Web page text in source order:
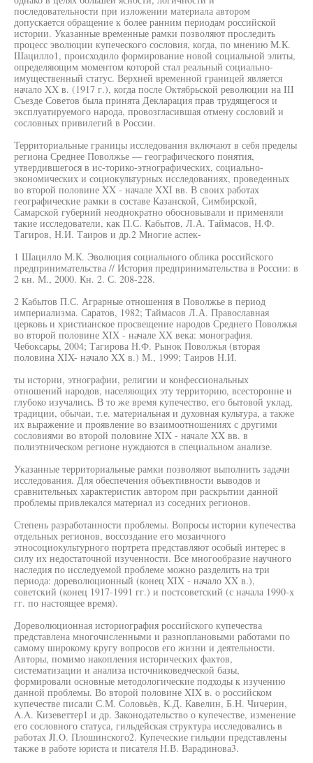
последовательности при изложении материала автором
допускается обращение к более ранним периодам российской
истории. Указанные временные рамки позволяют проследить
процесс эволюции купеческого сословия, когда, по мнению М.К.
Шацилло1, происходило формирование новой социальной элиты,
определяющим моментом которой стал реальный социально-
имущественный статус. Верхней временной границей является
начало XX в. (1917 г.), когда после Октябрьской революции на III
Съезде Советов была принята Декларация прав трудящегося и
эксплуатируемого народа, провозгласившая отмену сословий и
сословных привилегий в России.
Территориальные границы исследования включают в себя пределы
региона Среднее Поволжье — географического понятия,
утвердившегося в ис-торико-этнографических, социально-
экономических и социокультурных исследованиях, проведенных
во второй половине XX - начале XXI вв. В своих работах
географические рамки в составе Казанской, Симбирской,
Самарской губерний неоднократно обосновывали и применяли
такие исследователи, как П.С. Кабытов, Л.А. Таймасов, Н.Ф.
Тагиров, Н.И. Таиров и др.2 Многие аспек-
1 Шацилло М.К. Эволюция социального облика российского
предпринимательства // История предпринимательства в России: в
2 кн. М., 2000. Кн. 2. С. 208-228.
2 Кабытов П.С. Аграрные отношения в Поволжье в период
империализма. Саратов, 1982; Таймасов Л.А. Православная
церковь и христианское просвещение народов Среднего Поволжья
во второй половине XIX - начале XX века: монография.
Чебоксары, 2004; Тагирова Н.Ф. Рынок Поволжья (вторая
половина XIX- начало XX в.) М., 1999; Таиров Н.И.
ты истории, этнографии, религии и конфессиональных
отношений народов, населяющих эту территорию, всесторонне и
глубоко изучались. В то же время купечество, его бытовой уклад,
традиции, обычаи, т.е. материальная и духовная культура, а также
их выражение и проявление во взаимоотношениях с другими
сословиями во второй половине XIX - начале XX вв. в
полиэтническом регионе нуждаются в специальном анализе.
Указанные территориальные рамки позволяют выполнить задачи
исследования. Для обеспечения объективности выводов и
сравнительных характеристик автором при раскрытии данной
проблемы привлекался материал из соседних регионов.
Степень разработанности проблемы. Вопросы истории купечества
отдельных регионов, воссоздание его мозаичного
этносоциокультурного портрета представляют особый интерес в
силу их недостаточной изученности. Все многообразие научного
наследия по исследуемой проблеме можно разделить на три
периода: дореволюционный (конец XIX - начало XX в.),
советский (конец 1917-1991 гг.) и постсоветский (с начала 1990-х
гг. по настоящее время).
Дореволюционная историография российского купечества
представлена многочисленными и разноплановыми работами по
самому широкому кругу вопросов его жизни и деятельности.
Авторы, помимо накопления исторических фактов,
систематизации и анализа источниковедческой базы,
формировали основные методологические подходы к изучению
данной проблемы. Во второй половине XIX в. о российском
купечестве писали С.М. Соловьёв, К.Д. Кавелин, Б.Н. Чичерин,
A.A. Кизеветтер1 и др. Законодательство о купечестве, изменение
его сословного статуса, гильдейская структура исследовались в
работах JI.O. Плошинского2. Купеческие гильдии представлены
также в работе юриста и писателя Н.В. Варадинова3.